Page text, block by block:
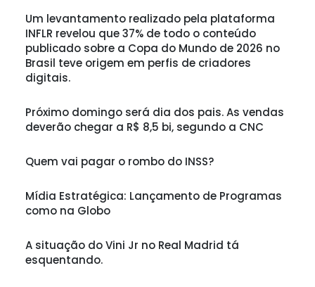
Um levantamento realizado pela plataforma
INFLR revelou que 37% de todo o conteúdo
publicado sobre a Copa do Mundo de 2026 no
Brasil teve origem em perfis de criadores
digitais.
Próximo domingo será dia dos pais. As vendas
deverão chegar a R$ 8,5 bi, segundo a CNC
Quem vai pagar o rombo do INSS?
Mídia Estratégica: Lançamento de Programas
como na Globo
A situação do Vini Jr no Real Madrid tá
esquentando.